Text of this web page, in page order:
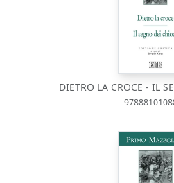
DIETRO LA CROCE - IL